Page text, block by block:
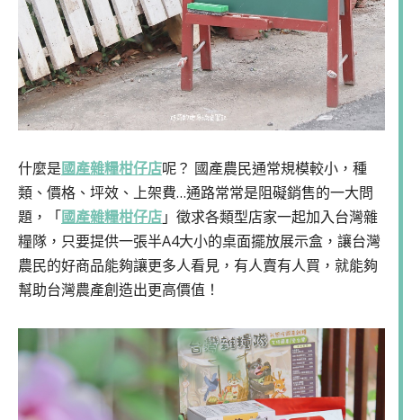
什麼是國產雜糧柑仔店呢？ 國產農民通常規模較小，種
類、價格、坪效、上架費…通路常常是阻礙銷售的一大問
題，「國產雜糧柑仔店」徵求各類型店家一起加入台灣雜
糧隊，只要提供一張半A4大小的桌面擺放展示盒，讓台灣
農民的好商品能夠讓更多人看見，有人賣有人買，就能夠
幫助台灣農產創造出更高價值！